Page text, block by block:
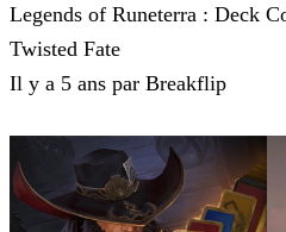
Legends of Runeterra : Deck
Twisted Fate
Il y a 5 ans par Breakflip